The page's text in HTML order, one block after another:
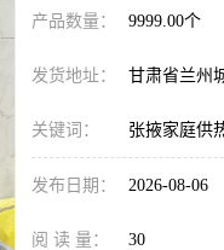
产品数量： 9999.00个
发货地址： 甘肃省兰州
关键词： 张掖家庭供
发布日期： 2026-08-06
阅 读 量： 30